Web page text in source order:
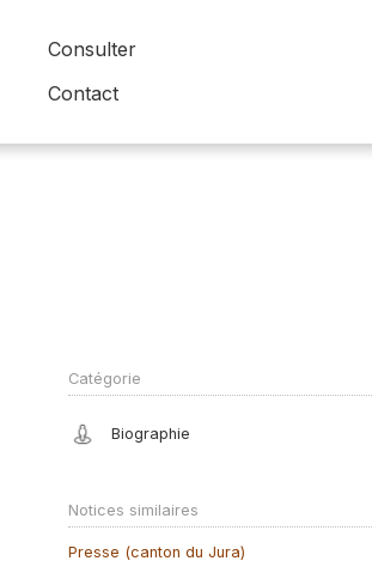
Consulter
Contact
Catégorie
Biographie
Notices similaires
Presse (canton du Jura)